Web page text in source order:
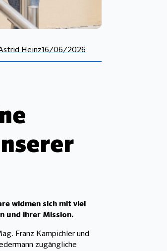
Heinz16/06/2026
widmen sich mit viel
und ihrer Mission.
Franz Kampichler und
zugängliche